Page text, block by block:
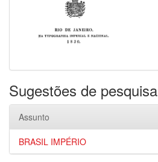
Sugestões de pesquisa
Assunto
BRASIL IMPÉRIO